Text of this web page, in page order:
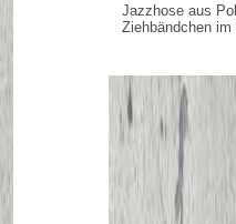
Jazzhose aus
Ziehbändchen im